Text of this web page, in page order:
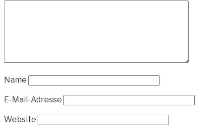
Name
E-Mail-Adresse
Website